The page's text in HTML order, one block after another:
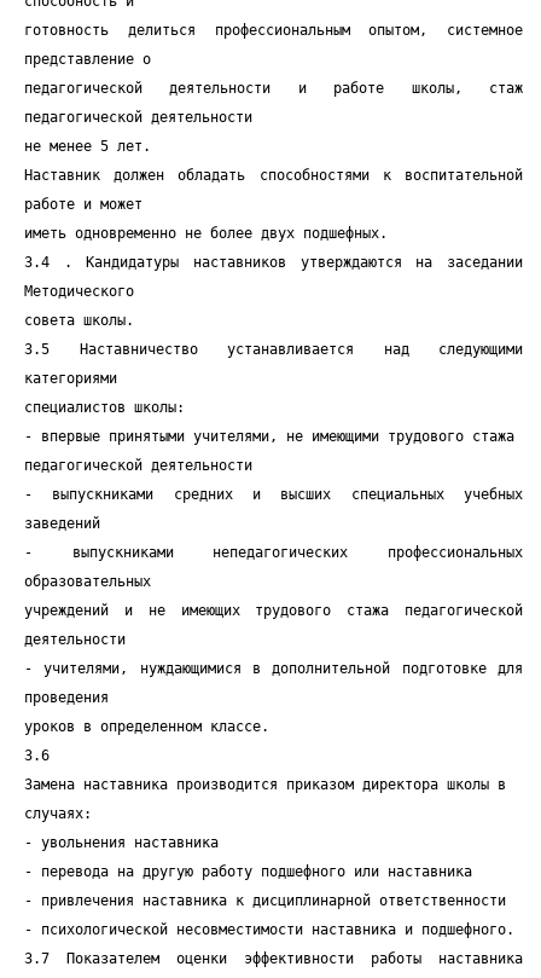
готовность делиться профессиональным опытом, системное
представление о
педагогической деятельности и работе школы, стаж
педагогической деятельности
не менее 5 лет.
Наставник должен обладать способностями к воспитательной
работе и может
иметь одновременно не более двух подшефных.
3.4 . Кандидатуры наставников утверждаются на заседании
Методического
совета школы.
3.5 Наставничество устанавливается над следующими
категориями
специалистов школы:
- впервые принятыми учителями, не имеющими трудового стажа
педагогической деятельности
- выпускниками средних и высших специальных учебных
заведений
- выпускниками непедагогических профессиональных
образовательных
учреждений и не имеющих трудового стажа педагогической
деятельности
- учителями, нуждающимися в дополнительной подготовке для
проведения
уроков в определенном классе.
3.6
Замена наставника производится приказом директора школы в
случаях:
- увольнения наставника
- перевода на другую работу подшефного или наставника
- привлечения наставника к дисциплинарной ответственности
- психологической несовместимости наставника и подшефного.
3.7 Показателем оценки эффективности работы наставника